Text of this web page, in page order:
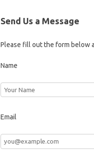
Send Us a Message
Please fill out the form below
Name
Email